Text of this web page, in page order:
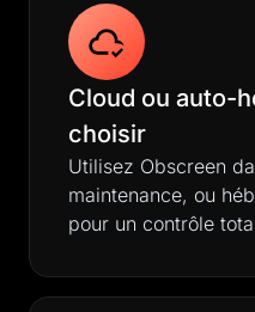
Cloud ou auto-
choisir
Utilisez Obscreen
maintenance, ou
pour un contrôle